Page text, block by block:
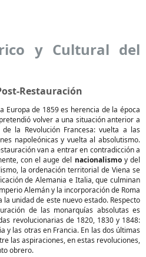
y Cultural del
Restauración
Europa de 1859 es herencia de la época
volver a una situación anterior a
la Revolución Francesa: vuelta a las
napoleónicas y vuelta al absolutismo.
van a entrar en contradicción a
con el auge del nacionalismoy del
la ordenación territorial de Viena se
de Alemania e Italia, que culminan
Alemán y la incorporación de Roma
unidad de este nuevo estado. Respecto
de las monarquías absolutas es
revolucionarias de 1820, 1830 y 1848:
y las otras en Francia. En las dos últimas
las aspiraciones, en estas revoluciones,
obrero.